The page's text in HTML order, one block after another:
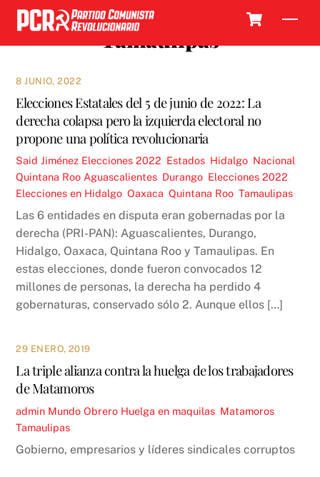
Skip
content
Tamaulipas
8 JUNIO, 2022
Elecciones Estatales del 5 de junio de 2022: La
derecha colapsa pero la izquierda electoral no
propone una política revolucionaria
Said Jiménez Elecciones 2022 Estados Hidalgo Nacional
Quintana Roo Aguascalientes Durango Elecciones 2022
Elecciones en Hidalgo ,Oaxaca ,Quintana Roo ,Tamaulipas
Las 6 entidades en disputa eran gobernadas por la
derecha (PRI-PAN): Aguascalientes, Durango,
Hidalgo, Oaxaca, Quintana Roo y Tamaulipas. En
estas elecciones, donde fueron convocados 12
millones de personas, la derecha ha perdido 4
gobernaturas, conservado sólo 2. Aunque ellos […]
29 ENERO, 2019
La triple alianza contra la huelga de los trabajadores
de Matamoros
admin Mundo Obrero Huelga en maquilas Matamoros
Tamaulipas
Gobierno, empresarios y líderes sindicales corruptos